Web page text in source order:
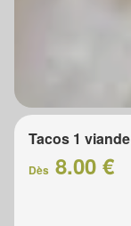
Tacos 1 viande
Dès 8.00 €